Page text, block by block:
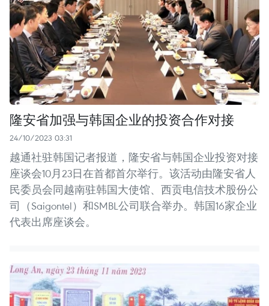
隆安省加强与韩国企业的投资合作对接
24/10/2023 03:31
越通社驻韩国记者报道，隆安省与韩国企业投资对接
座谈会10月23日在首都首尔举行。该活动由隆安省人
民委员会同越南驻韩国大使馆、西贡电信技术股份公
司（Saigontel）和SMBL公司联合举办。韩国16家企业
代表出席座谈会。